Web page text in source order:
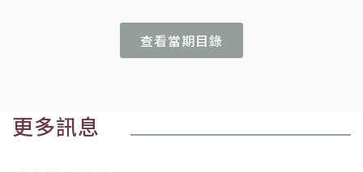
查看當期目錄
更多訊息